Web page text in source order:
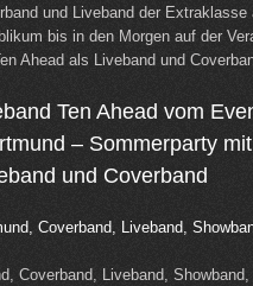
und Liveband der Extraklasse
bis in den Morgen auf der
Ahead als Liveband und
Ten Ahead vom
– Sommerparty
und Coverband
Coverband, Liveband, Showband,